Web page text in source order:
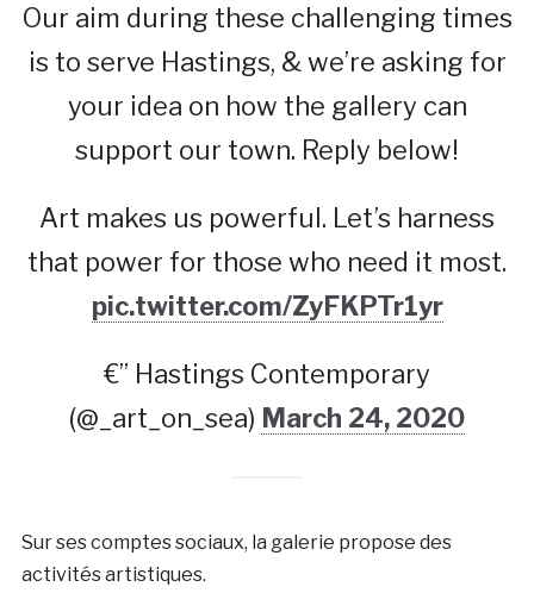
Our aim during these challenging times
is to serve Hastings, & we’re asking for
your idea on how the gallery can
support our town. Reply below!
Art makes us powerful. Let’s harness
that power for those who need it most.
pic.twitter.com/ZyFKPTr1yr
€” Hastings Contemporary
(@_art_on_sea) March 24, 2020
Sur ses comptes sociaux, la galerie propose des
activités artistiques.